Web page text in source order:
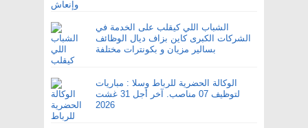
الشباب اللي كيقلب على الخدمة في
الشركات الكبرى كاين بزاف ديال الوظائف
بسالير مزيان و بكونترات مختلفة
الوكالة الحضرية للرباط وسلا : مباريات
لتوظيف 07 مناصب. آخر أجل 31 غشت
2026